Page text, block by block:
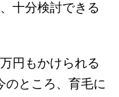
十分検討できる
円もかけられる
のところ、育毛に